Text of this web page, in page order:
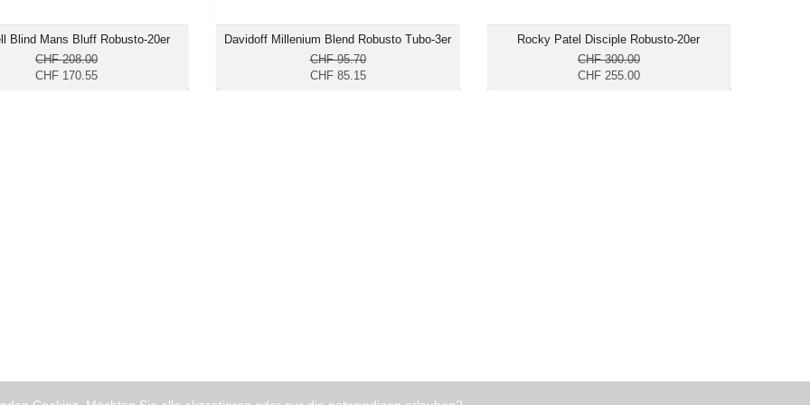
Blind Mans Bluff Robusto-20er
CHF 208.00
CHF 170.55
Davidoff Millenium Blend Robusto Tubo-3er
CHF 95.70
CHF 85.15
Rocky Patel Disciple Robusto-20er
CHF 300.00
CHF 255.00